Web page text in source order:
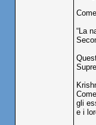
“La
gli
e i